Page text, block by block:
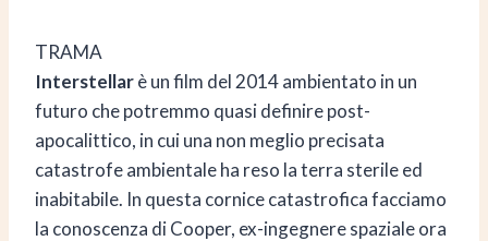
TRAMA
Interstellarè un film del 2014 ambientato in un
futuro che potremmo quasi definire post-
apocalittico, in cui una non meglio precisata
catastrofe ambientale ha reso la terra sterile ed
inabitabile. In questa cornice catastrofica facciamo
la conoscenza di Cooper, ex-ingegnere spaziale ora